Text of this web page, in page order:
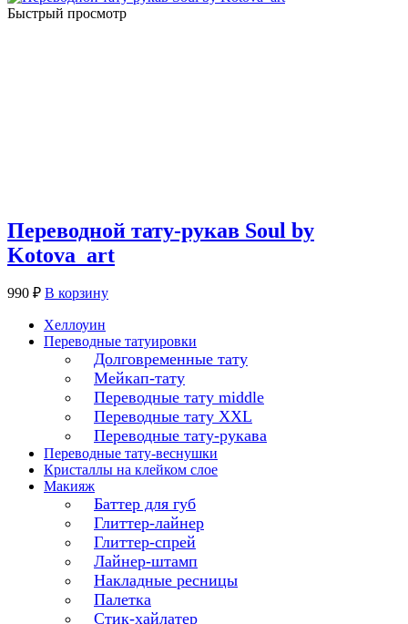
Быстрый просмотр
Переводной тату-рукав Soul by
Kotova_art
990 ₽ В корзину
Хеллоуин
Переводные татуировки
Долговременные тату
Мейкап-тату
Переводные тату middle
Переводные тату XXL
Переводные тату-рукава
Переводные тату-веснушки
Кристаллы на клейком слое
Макияж
Баттер для губ
Глиттер-лайнер
Глиттер-спрей
Лайнер-штамп
Накладные ресницы
Палетка
Стик-хайлатер